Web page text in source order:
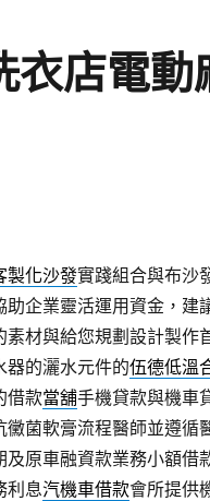
衣店電動
製化沙發實踐組合與布沙
助企業靈活運用資金，建
素材與給您規劃設計製作
器的灑水元件的伍德低溫
借款當舖手機貸款與機車
黴菌軟膏流程醫師並遵循
及原車融資款業務小額借
利息汽機車借款會所提供